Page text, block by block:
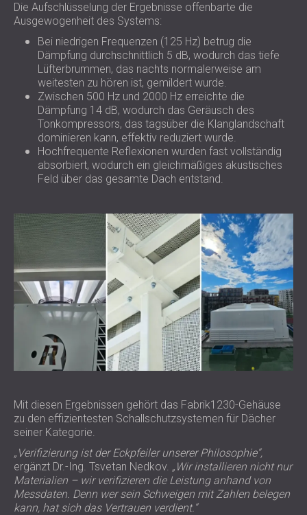
Die Aufschlüsselung der Ergebnisse offenbarte die
Ausgewogenheit des Systems:
Bei niedrigen Frequenzen (125 Hz) betrug die
Dämpfung durchschnittlich 5 dB, wodurch das tiefe
Lüfterbrummen, das nachts normalerweise am
weitesten zu hören ist, gemildert wurde.
Zwischen 500 Hz und 2000 Hz erreichte die
Dämpfung 14 dB, wodurch das Geräusch des
Tonkompressors, das tagsüber die Klanglandschaft
dominieren kann, effektiv reduziert wurde.
Hochfrequente Reflexionen wurden fast vollständig
absorbiert, wodurch ein gleichmäßiges akustisches
Feld über das gesamte Dach entstand.
Mit diesen Ergebnissen gehört das Fabrik1230-Gehäuse
zu den effizientesten Schallschutzsystemen für Dächer
seiner Kategorie.
„Verifizierung ist der Eckpfeiler unserer Philosophie“,
ergänzt Dr.-Ing. Tsvetan Nedkov. „Wir installieren nicht nur
Materialien – wir verifizieren die Leistung anhand von
Messdaten. Denn wer sein Schweigen mit Zahlen belegen
kann, hat sich das Vertrauen verdient.“